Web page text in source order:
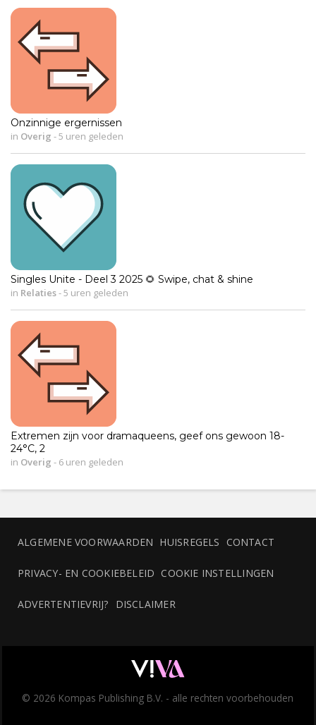
Onzinnige ergernissen
in Overig -5 uren geleden
Singles Unite - Deel 3 2025 🌻 Swipe, chat & shine
in Relaties-5 uren geleden
Extremen zijn voor dramaqueens, geef ons gewoon 18-
24°C, 2
in Overig - 6 uren geleden
ALGEMENE VOORWAARDEN HUISREGELS CONTACT
PRIVACY- EN COOKIEBELEID COOKIE INSTELLINGEN
ADVERTENTIEVRIJ? DISCLAIMER
© 2026 Kompas Publishing B.V. - alle rechten voorbehouden